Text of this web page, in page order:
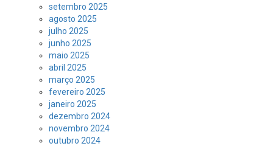
setembro 2025
agosto 2025
julho 2025
junho 2025
maio 2025
abril 2025
março 2025
fevereiro 2025
janeiro 2025
dezembro 2024
novembro 2024
outubro 2024